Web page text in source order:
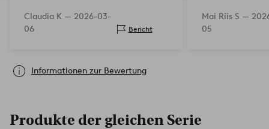
Claudia K — 2026-03-
06
Bericht
Mai Riis S —
05
Informationen zur Bewertung
Produkte der gleichen Serie